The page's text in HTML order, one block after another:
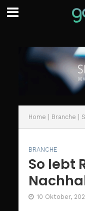
Home | Branche |
BRANCHE
So lebt
10 Oktober,